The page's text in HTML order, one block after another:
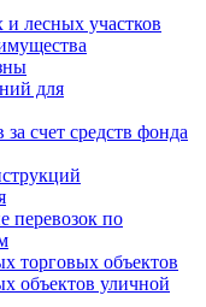
лесных участков
для
счет средств фонда
перевозок по
торговых объектов
объектов уличной